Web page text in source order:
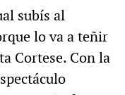
subís al
lo va a teñir
Cortese. Con la